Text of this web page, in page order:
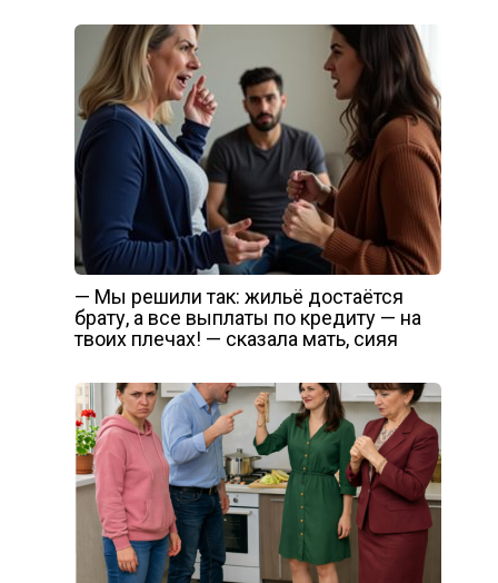
— Мы решили так: жильё достаётся
брату, а все выплаты по кредиту — на
твоих плечах! — сказала мать, сияя